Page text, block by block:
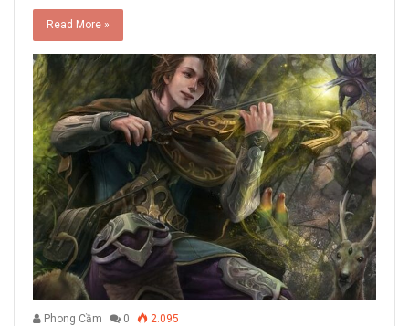
Read More »
Phong Cầm 0 2.095